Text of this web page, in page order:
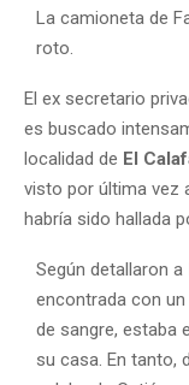
La camioneta de
roto.
El ex secretario
es buscado
localidad de El
visto por última vez
habría sido hallada
Según detallaron
encontrada con
de sangre, estaba
su casa. En tanto,